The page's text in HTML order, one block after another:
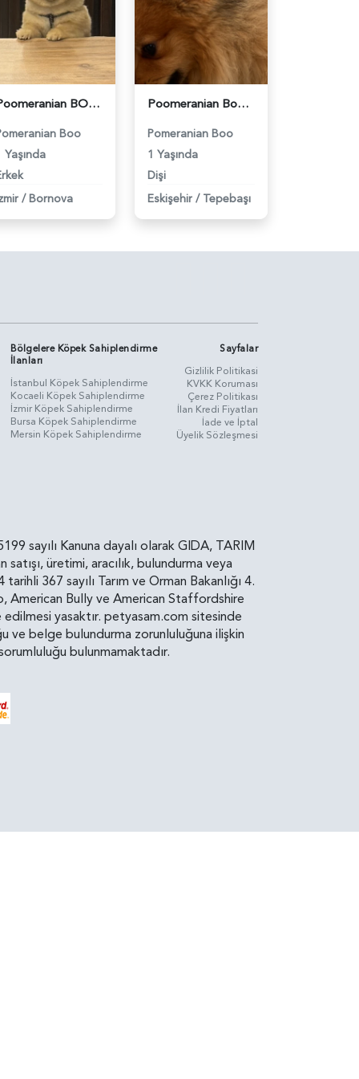
Poomeranian BOO Ayı surat dişi aramaktayız - 118984094
Boo
Yaşında
/ Bornova
Poomeranian Boo 1 Yaşında Oğlum Eş Arıyorum - 118984085
Pomeranian Boo
1 Yaşında
Dişi
Eskişehir / Tepebaşı
Bölgelere Köpek Sahiplendirme
İlanları
İstanbul Köpek Sahiplendirme
Kocaeli Köpek Sahiplendirme
İzmir Köpek Sahiplendirme
Bursa Köpek Sahiplendirme
Mersin Köpek Sahiplendirme
Sayfalar
Gizlilik Politikasi
KVKK Koruması
Çerez Politikası
İlan Kredi Fiyatları
İade ve İptal
Üyelik Sözleşmesi
sayılı Kanuna dayalı olarak GIDA, TARIM
üretimi, aracılık, bulundurma veya
367 sayılı Tarım ve Orman Bakanlığı 4.
American Bully ve American Staffordshire
edilmesi yasaktır. petyasam.com sitesinde
ve belge bulundurma zorunluluğuna ilişkin
bulunmamaktadır.